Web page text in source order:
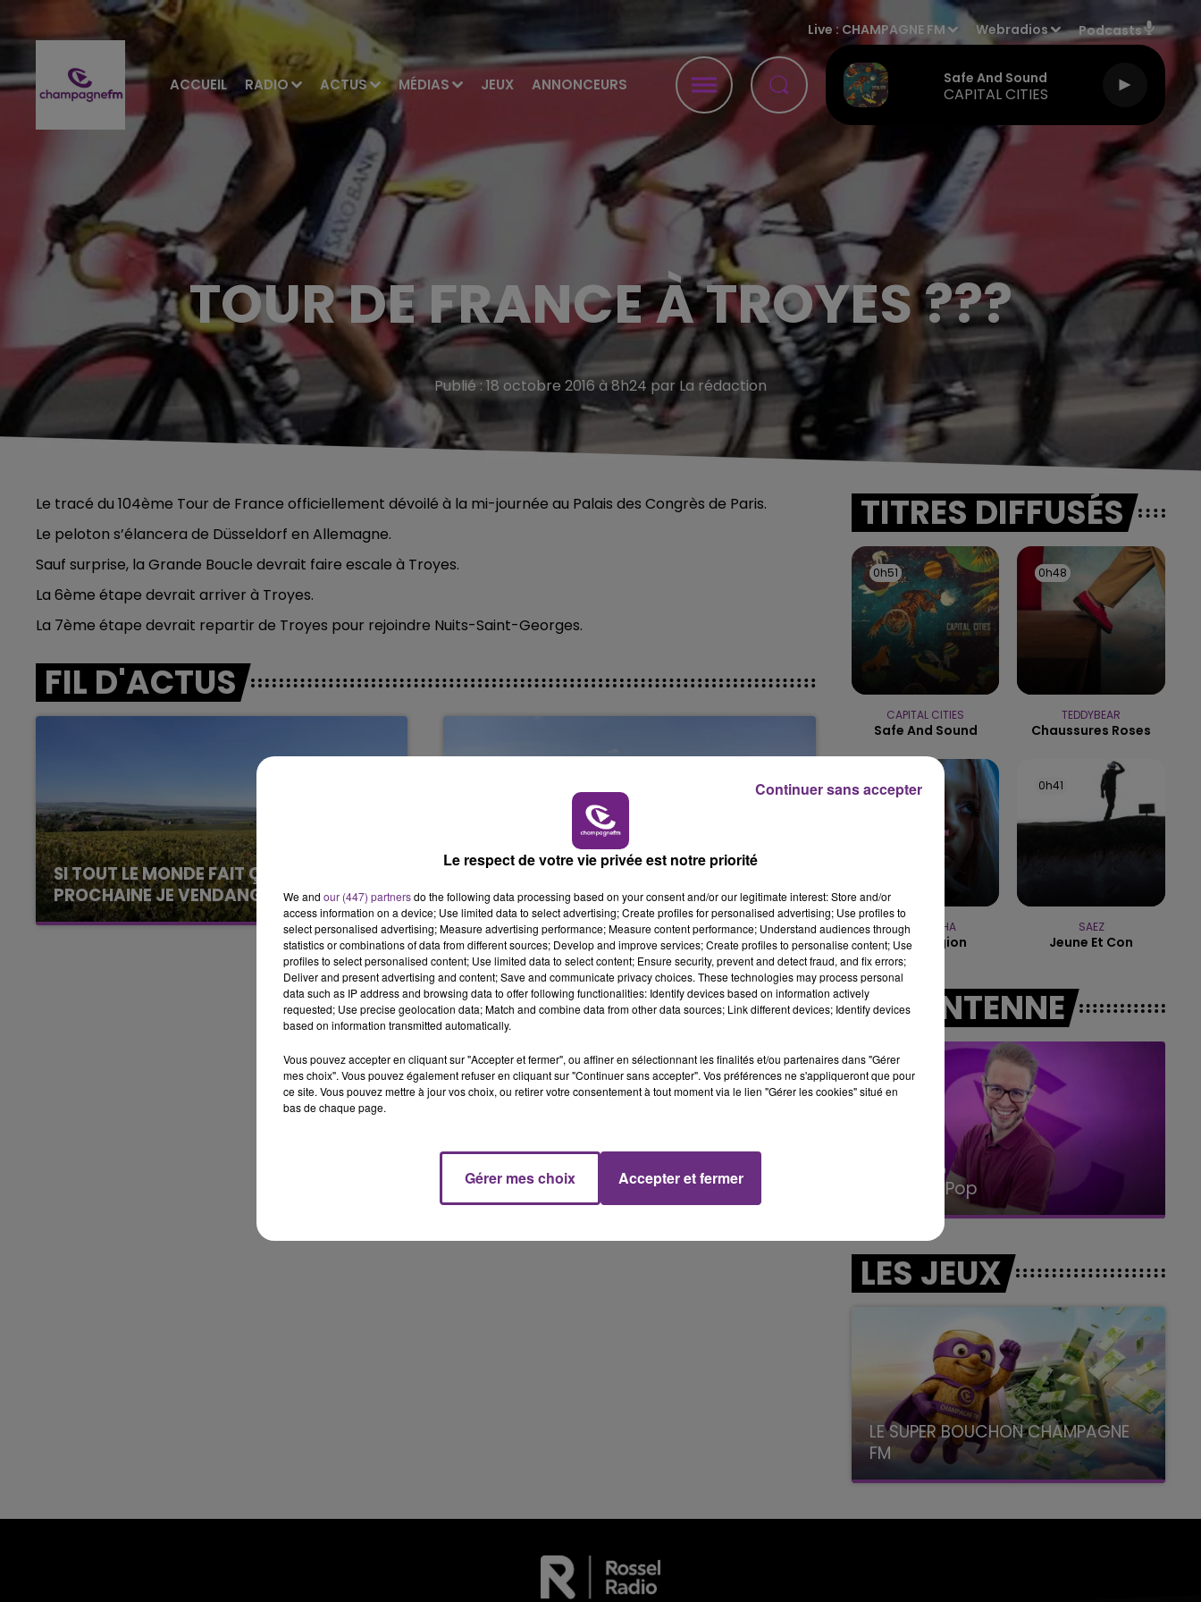
ACCUEIL RADIO ACTUS MÉDIAS JEUX ANNONCEURS
Live :CHAMPAGNE FM Webradios Podcasts
Safe And Sound
CAPITAL CITIES
FAMILLE
FM
6h00 - 10h00
LA FAMILLE LE TICKET DE CAISSE
14h00 - 15h00
LA RADIO POP
TOUR DE FRANCE À TROYES ???
Publié : 18 octobre 2016 à 8h24 par La rédaction
Le tracé du 104ème Tour de France officiellement dévoilé à la mi-journée au Palais des Congrès de Paris.
Le peloton s’élancera de Düsseldorf en Allemagne.
Sauf surprise, la Grande Boucle devrait faire escale à Troyes.
La 6ème étape devrait arriver à Troyes.
La 7ème étape devrait repartir de Troyes pour rejoindre Nuits-Saint-Georges.
FIL D'ACTUS
SI TOUT LE MONDE FAIT ÇA, MOI L'ANNÉE
PROCHAINE JE VENDANGE EN...
La vendange en Champagne a débuté ce jeudi
6 août dans la commune de Montgueux (Aube).
L'INSPECTION DU TRAVAIL RAPPELLE À
L'ORDRE SUR LES CONDITIONS DE...
Alors que les dates de début des vendange
2026 s'est avéré être plus précoce que prévu,
l'inspection du Travail en profite pour rappeler
les conditions de...
TITRES DIFFUSÉS
0h51
0h51
CAPITAL CITIES
Safe And Sound
0h48
0h48
TEDDYBEAR
Chaussures Roses
0h45
0h45
BEBE REXHA
New Religion
0h41
0h41
SAEZ
Jeune Et Con
A L'ANTENNE
14h00 - 15h00
La Radio Pop
15h00 - 19h00
Le Club Champagne FM
LES JEUX
LE SUPER BOUCHON CHAMPAGNE
FM
avec La Famille Champagne FM, à 8H10
Le respect de votre vie privée est notre priorité
We and our (447) partnersdo the following data processing based on your consent and/or our legitimate interest: Store and/or
access information on a device; Use limited data to select advertising; Create profiles for personalised advertising; Use profiles to
select personalised advertising; Measure advertising performance; Measure content performance; Understand audiences through
statistics or combinations of data from different sources; Develop and improve services; Create profiles to personalise content; Use
profiles to select personalised content; Use limited data to select content; Ensure security, prevent and detect fraud, and fix errors;
Deliver and present advertising and content; Save and communicate privacy choices. These technologies may process personal
data such as IP address and browsing data to offer following functionalities: Identify devices based on information actively
requested; Use precise geolocation data; Match and combine data from other data sources; Link different devices; Identify devices
based on information transmitted automatically.
Vous pouvez accepter en cliquant sur "Accepter et fermer", ou affiner en sélectionnant les finalités et/ou partenaires dans "Gérer
mes choix". Vous pouvez également refuser en cliquant sur "Continuer sans accepter". Vos préférences ne s'appliqueront que pour
ce site. Vous pouvez mettre à jour vos choix, ou retirer votre consentement à tout moment via le lien "Gérer les cookies" situé en
bas de chaque page.
Gérer mes choix Accepter et fermer
Continuer sans accepter